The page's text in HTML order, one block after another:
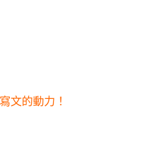
文的動力！